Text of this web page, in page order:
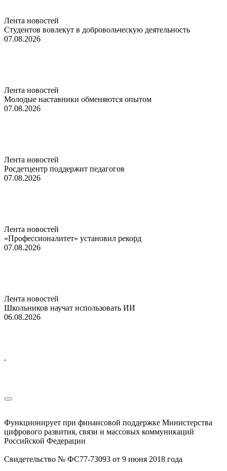
Лента новостей
Студентов вовлекут в добровольческую деятельность
07.08.2026
Лента новостей
Молодые наставники обменяются опытом
07.08.2026
Лента новостей
Росдетцентр поддержит педагогов
07.08.2026
Лента новостей
«Профессионалитет» установил рекорд
07.08.2026
Лента новостей
Школьников научат использовать ИИ
06.08.2026
Функционирует при финансовой поддержке Министерства
цифрового развития, связи и массовых коммуникаций
Российской Федерации
Свидетельство № ФС77-73093 от 9 июня 2018 года